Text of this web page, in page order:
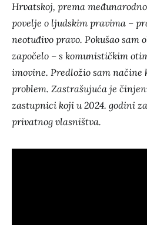
Hrvatskoj, prema
povelje o ljudskim pravima –
neotuđivo pravo. Pokušao sam
započelo – s komunističkim
imovine. Predložio sam
problem. Zastrašujuća je
zastupnici koji u 2024. godini
privatnog vlasništva.